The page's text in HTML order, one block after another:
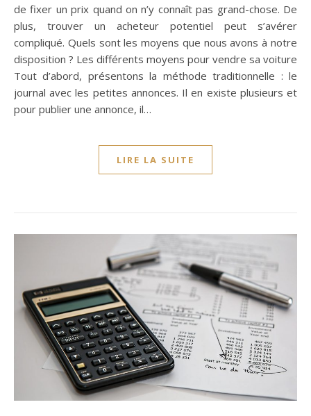
de fixer un prix quand on n’y connaît pas grand-chose. De
plus, trouver un acheteur potentiel peut s’avérer
compliqué. Quels sont les moyens que nous avons à notre
disposition ? Les différents moyens pour vendre sa voiture
Tout d’abord, présentons la méthode traditionnelle : le
journal avec les petites annonces. Il en existe plusieurs et
pour publier une annonce, il…
LIRE LA SUITE